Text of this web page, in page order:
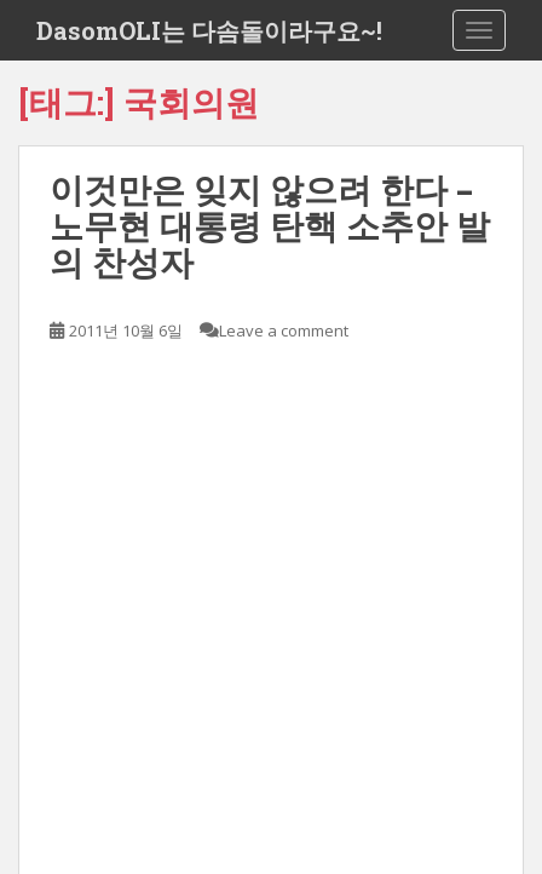
i
DasomOLI는 다솜돌이라구요~!
[태그:] 국회의원
이것만은 잊지 않으려 한다 –
노무현 대통령 탄핵 소추안 발
의 찬성자
2011년 10월 6일 Leave a comment